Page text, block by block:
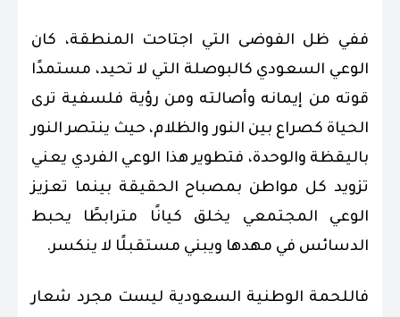
ففي ظل الفوضى التي اجتاحت المنطقة، كان
الوعي السعودي كالبوصلة التي لا تحيد، مستمدًا
قوته من إيمانه وأصالته ومن رؤية فلسفية ترى
الحياة كصراع بين النور والظلام، حيث ينتصر النور
باليقظة والوحدة، فتطوير هذا الوعي الفردي يعني
تزويد كل مواطن بمصباح الحقيقة بينما تعزيز
الوعي المجتمعي يخلق كيانًا مترابطًا يحبط
الدسائس في مهدها ويبني مستقبلًا لا ينكسر.
فاللحمة الوطنية السعودية ليست مجرد شعار